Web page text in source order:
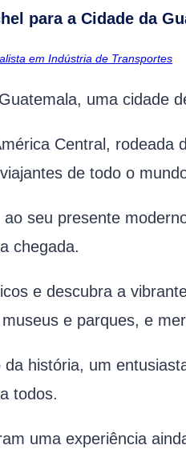
para a Cidade da
em Indústria de Transportes
uma cidade
Central,
de todo o
seu presente
chegada.
e descubra a
e parques, e
história, um
todos.
uma experiência